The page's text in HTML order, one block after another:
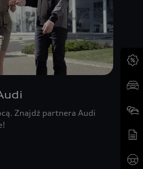
Znajdź partnera Audi